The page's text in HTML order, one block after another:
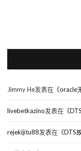
Jimmy He发表在《oracle
livebetkazino发表在《
rejekijitu88发表在《DTS